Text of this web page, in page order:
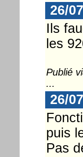
26/
Ils
les
Publié
...
26/
puis
Pas